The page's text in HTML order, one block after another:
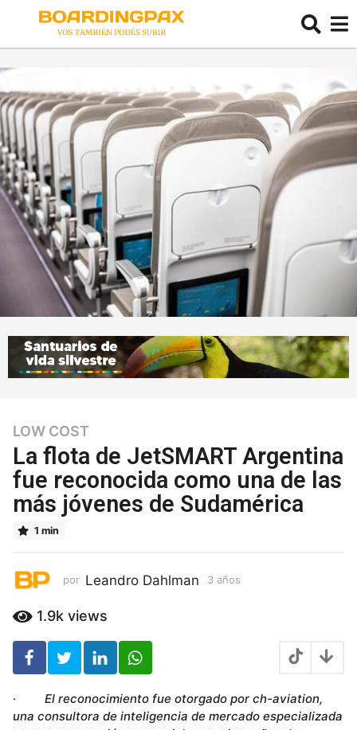
3
a
ñ
o
s
a
o
s
LOW COST
La flota de JetSMART Argentina
fue reconocida como una de las
más jóvenes de Sudamérica
1 min
por Leandro Dahlman 3 años
1.9k views
· El reconocimiento fue otorgado por ch-aviation,
una consultora de inteligencia de mercado especializada